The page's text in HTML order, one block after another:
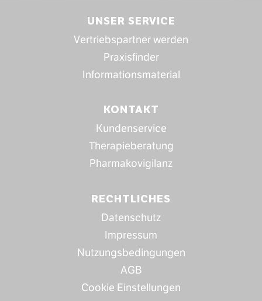
UNSER SERVICE
Vertriebspartner werden
Praxisfinder
Informationsmaterial
KONTAKT
Kundenservice
Therapieberatung
Pharmakovigilanz
RECHTLICHES
Datenschutz
Impressum
Nutzungsbedingungen
AGB
Cookie Einstellungen